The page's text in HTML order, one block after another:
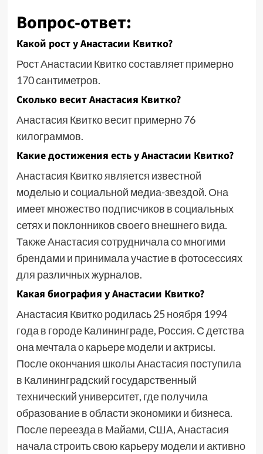
Вопрос-ответ:
Какой рост у Анастасии Квитко?
Рост Анастасии Квитко составляет примерно
170 сантиметров.
Сколько весит Анастасия Квитко?
Анастасия Квитко весит примерно 76
килограммов.
Какие достижения есть у Анастасии Квитко?
Анастасия Квитко является известной
моделью и социальной медиа-звездой. Она
имеет множество подписчиков в социальных
сетях и поклонников своего внешнего вида.
Также Анастасия сотрудничала со многими
брендами и принимала участие в фотосессиях
для различных журналов.
Какая биография у Анастасии Квитко?
Анастасия Квитко родилась 25 ноября 1994
года в городе Калининграде, Россия. С детства
она мечтала о карьере модели и актрисы.
После окончания школы Анастасия поступила
в Калининградский государственный
технический университет, где получила
образование в области экономики и бизнеса.
После переезда в Майами, США, Анастасия
начала строить свою карьеру модели и активно